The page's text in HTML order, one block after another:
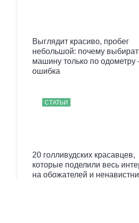
Выглядит красиво, пробег
небольшой: почему
машину только по
ошибка
СТАТЬИ
20 голливудских красавцев,
которые поделили весь
на обожателей и